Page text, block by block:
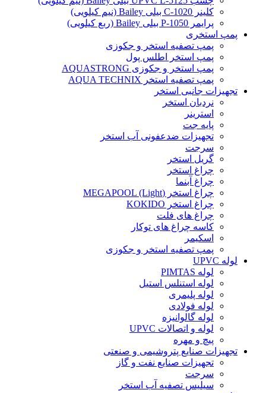
کلینر C-1020 بیلی Bailey (نیم کیلویی)
پرایمر P-1050 بیلی Bailey (ربع کیلویی)
پمپ استخری
پمپ تصفیه استخر و جکوزی
پمپ استخر اطلس پول
پمپ استخر و جکوزی AQUASTRONG
پمپ تصفیه استخر AQUA TECHNIX
تجهیزات جانبی استخر
نردبان استخر
استرینر
پایه جت
تجهیزات ضدعفونی آب استخر
سرجت
گریل استخر
چراغ استخر
چراغ آبنما
چراغ استخر (MEGAPOOL (Light
چراغ استخر KOKIDO
چراغ های فلت
کاسه چراغ های توکار
اسکیمر
پمپ تصفیه استخر و جکوزی
لوله UPVC
لوله PIMTAS
لوله استنلس استیل
لوله پلیمری
لوله فولادی
لوله گالوانیزه
لوله و اتصالات UPVC
پیچ و مهره
تجهیزات صنایع پتروشیمی و صنعتی
تجهیزات صنایع نفت و گاز
سرجت
سیلیس تصفیه آب استخر